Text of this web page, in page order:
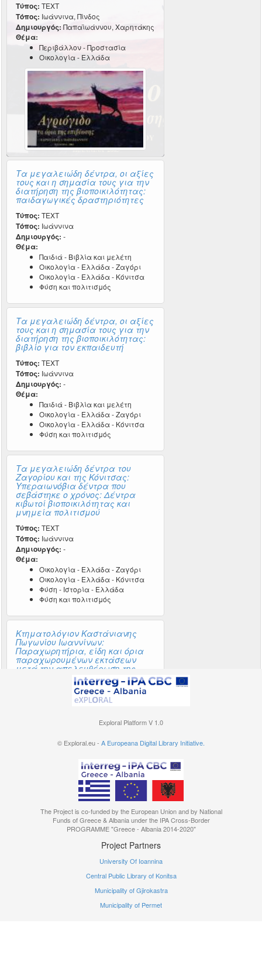
Τύπος: TEXT
Τόπος: Ιωάννινα, Πίνδος
Δημιουργός: Παπαϊωάννου, Χαρητάκης
Θέμα:
Περιβάλλον - Προστασία
Οικολογία - Ελλάδα
Τα μεγαλειώδη δέντρα, οι αξίες
τους και η σημασία τους για την
διατήρηση της βιοποικιλότητας:
παιδαγωγικές δραστηριότητες
Τύπος: TEXT
Τόπος: Ιωάννινα
Δημιουργός: -
Θέμα:
Παιδιά - Βιβλία και μελέτη
Οικολογία - Ελλάδα - Ζαγόρι
Οικολογία - Ελλάδα - Κόνιτσα
Φύση και πολιτισμός
Τα μεγαλειώδη δέντρα, οι αξίες
τους και η σημασία τους για την
διατήρηση της βιοποικιλότητας:
βιβλίο για τον εκπαιδευτή
Τύπος: TEXT
Τόπος: Ιωάννινα
Δημιουργός: -
Θέμα:
Παιδιά - Βιβλία και μελέτη
Οικολογία - Ελλάδα - Ζαγόρι
Οικολογία - Ελλάδα - Κόνιτσα
Φύση και πολιτισμός
Τα μεγαλειώδη δέντρα του
Ζαγορίου και της Κόνιτσας:
Υπεραιωνόβια δέντρα που
σεβάστηκε ο χρόνος: Δέντρα
κιβωτοί βιοποικιλότητας και
μνημεία πολιτισμού
Τύπος: TEXT
Τόπος: Ιωάννινα
Δημιουργός: -
Θέμα:
Οικολογία - Ελλάδα - Ζαγόρι
Οικολογία - Ελλάδα - Κόνιτσα
Φύση - Ιστορία - Ελλάδα
Φύση και πολιτισμός
Κτηματολόγιον Καστάνιανης
Πωγωνίου Ιωαννίνων:
Παραχωρητήρια, είδη και όρια
παραχωρουμένων εκτάσεων
μετά την απελευθέρωση της
Ήπειρος - Πωγώνι
Κόνιτσα (Ήπειρος, Ελλάδα)
Exploral Platform V 1.0
© Exploral.eu - A Europeana Digital Library Initiative.
The Project is co-funded by the European Union and by National
Funds of Greece & Albania under the IPA Cross-Border
PROGRAMME "Greece - Albania 2014-2020"
Project Partners
University Of Ioannina
Central Public Library of Konitsa
Municipality of Gjirokastra
Municipality of Permet